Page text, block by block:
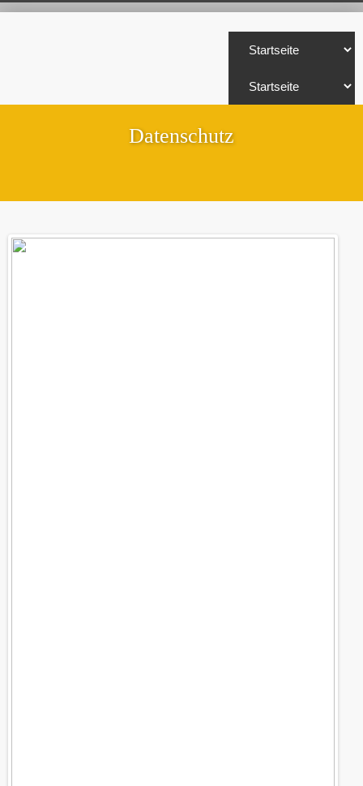
Datenschutz